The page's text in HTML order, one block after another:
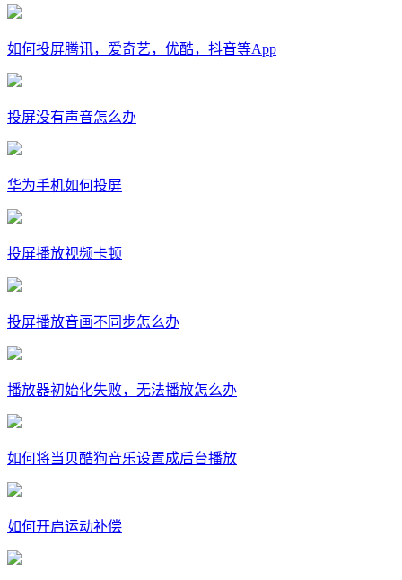
如何投屏腾讯，爱奇艺，优酷，抖音等App
投屏没有声音怎么办
华为手机如何投屏
投屏播放视频卡顿
投屏播放音画不同步怎么办
播放器初始化失败，无法播放怎么办
如何将当贝酷狗音乐设置成后台播放
如何开启运动补偿